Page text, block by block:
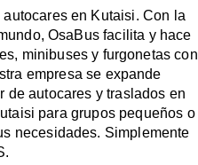
en Kutaisi. Con la
OsaBus facilita y hace
minibuses y furgonetas con
empresa se expande
de autocares y traslados en
para grupos pequeños o
necesidades. Simplemente